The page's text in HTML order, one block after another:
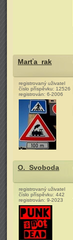
Marťa_rak
registrovaný uživatel
číslo příspěvku: 12526
registrován: 6-2006
O._Svoboda
registrovaný uživatel
číslo příspěvku: 442
registrován: 9-2023